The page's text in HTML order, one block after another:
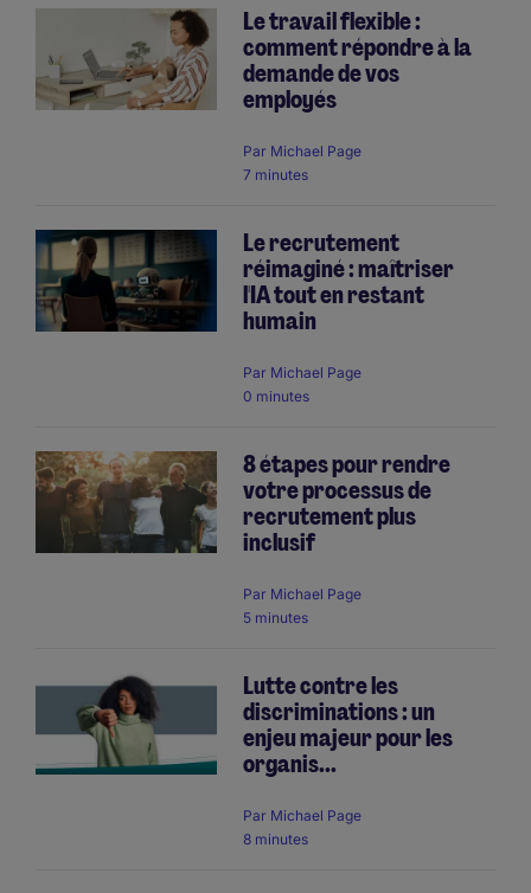
Le travail flexible :
comment répondre à la
demande de vos
employés
Par Michael Page
7 minutes
Le recrutement
réimaginé : maîtriser
l'IA tout en restant
humain
Par Michael Page
0 minutes
8 étapes pour rendre
votre processus de
recrutement plus
inclusif
Par Michael Page
5 minutes
Lutte contre les
discriminations : un
enjeu majeur pour les
organis...
Par Michael Page
8 minutes